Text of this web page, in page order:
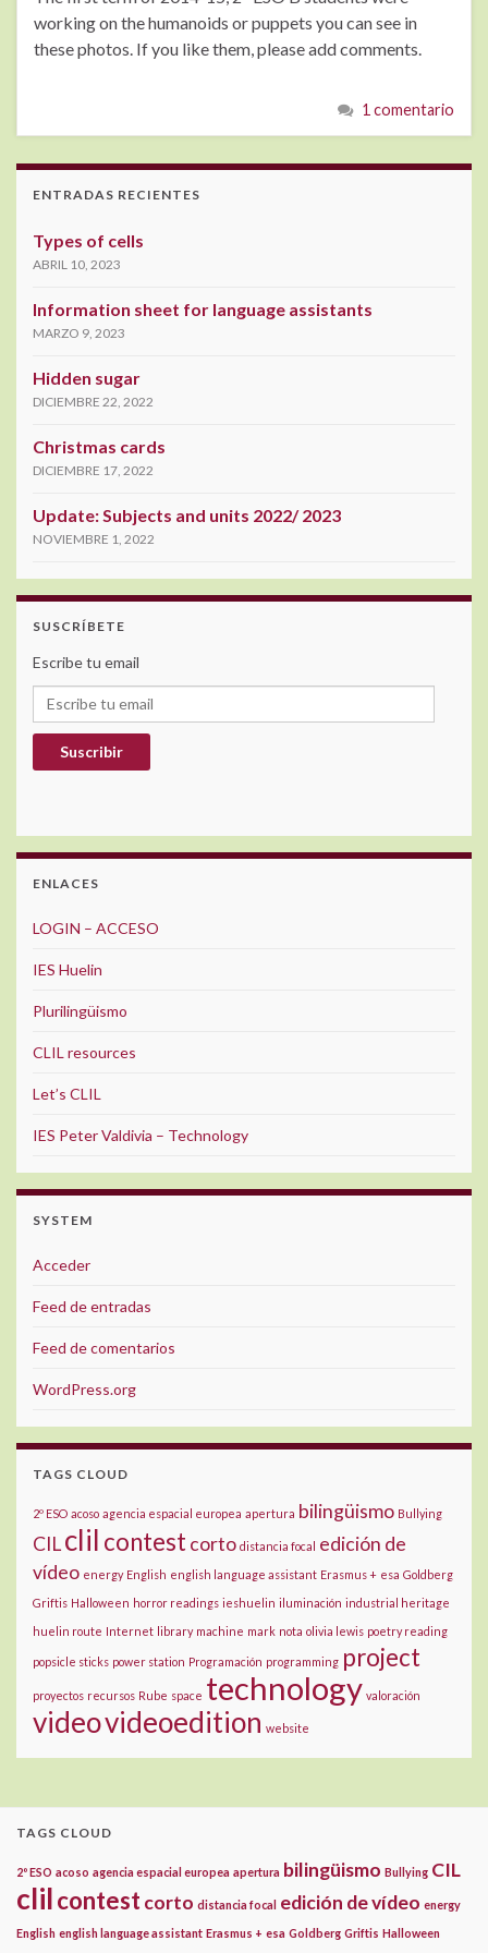
working on the humanoids or puppets you can see in
these photos. If you like them, please add comments.
1 comentario
ENTRADAS RECIENTES
Types of cells
ABRIL 10, 2023
Information sheet for language assistants
MARZO 9, 2023
Hidden sugar
DICIEMBRE 22, 2022
Christmas cards
DICIEMBRE 17, 2022
Update: Subjects and units 2022/ 2023
NOVIEMBRE 1, 2022
SUSCRÍBETE
Escribe tu email
Escribe tu email
Suscribir
ENLACES
LOGIN – ACCESO
IES Huelin
Plurilingüismo
CLIL resources
Let’s CLIL
IES Peter Valdivia – Technology
SYSTEM
Acceder
Feed de entradas
Feed de comentarios
WordPress.org
TAGS CLOUD
2º ESO acoso agencia espacial europea apertura bilingüismo Bullying
CILclil contest corto distancia focal edición de
vídeo energy English english language assistant Erasmus + esa Goldberg
Griftis Halloween horror readings ieshuelin iluminación industrial heritage
huelin route Internet library machine mark nota olivia lewis poetry reading
popsicle sticks power station Programación programming project
proyectos recursos Rube space technology valoración
videovideoedition website
TAGS CLOUD
2º ESO acoso agencia espacial europea apertura bilingüismo Bullying CIL
clilcontestcorto distancia focal edición de vídeo energy
English english language assistant Erasmus + esa Goldberg Griftis Halloween